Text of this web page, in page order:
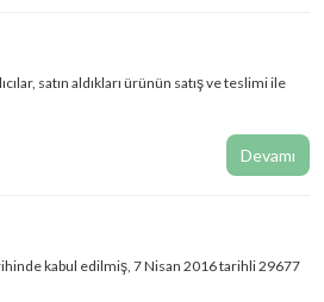
satın aldıkları ürünün satış ve teslimi ile
Devamı
kabul edilmiş, 7 Nisan 2016 tarihli 29677